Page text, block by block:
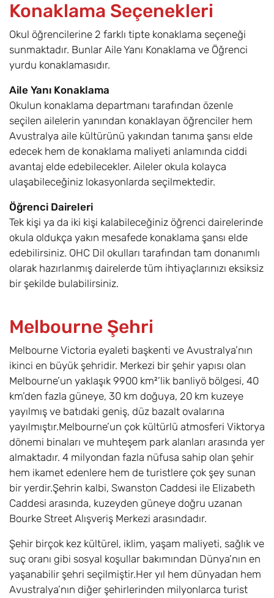
Konaklama Seçenekleri
Okul öğrencilerine 2 farklı tipte konaklama seçeneği
sunmaktadır. Bunlar Aile Yanı Konaklama ve Öğrenci
yurdu konaklamasıdır.
Aile Yanı Konaklama
Okulun konaklama departmanı tarafından özenle
seçilen ailelerin yanından konaklayan öğrenciler hem
Avustralya aile kültürünü yakından tanıma şansı elde
edecek hem de konaklama maliyeti anlamında ciddi
avantaj elde edebilecekler. Aileler okula kolayca
ulaşabileceğiniz lokasyonlarda seçilmektedir.
Öğrenci Daireleri
Tek kişi ya da iki kişi kalabileceğiniz öğrenci dairelerinde
okula oldukça yakın mesafede konaklama şansı elde
edebilirsiniz. OHC Dil okulları tarafından tam donanımlı
olarak hazırlanmış dairelerde tüm ihtiyaçlarınızı eksiksiz
bir şekilde bulabilirsiniz.
Melbourne Şehri
Melbourne Victoria eyaleti başkenti ve Avustralya’nın
ikinci en büyük şehridir. Merkezi bir şehir yapısı olan
Melbourne’un yaklaşık 9900 km²’lik banliyö bölgesi, 40
km’den fazla güneye, 30 km doğuya, 20 km kuzeye
yayılmış ve batıdaki geniş, düz bazalt ovalarına
yayılmıştır.Melbourne’un çok kültürlü atmosferi Viktorya
dönemi binaları ve muhteşem park alanları arasında yer
almaktadır. 4 milyondan fazla nüfusa sahip olan şehir
hem ikamet edenlere hem de turistlere çok şey sunan
bir yerdir.Şehrin kalbi, Swanston Caddesi ile Elizabeth
Caddesi arasında, kuzeyden güneye doğru uzanan
Bourke Street Alışveriş Merkezi arasındadır.
Şehir birçok kez kültürel, iklim, yaşam maliyeti, sağlık ve
suç oranı gibi sosyal koşullar bakımından Dünya’nın en
yaşanabilir şehri seçilmiştir.Her yıl hem dünyadan hem
Avustralya’nın diğer şehirlerinden milyonlarca turist